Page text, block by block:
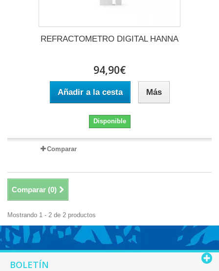
REFRACTOMETRO DIGITAL HANNA
94,90€
Añadir a la cesta Más
Disponible
Comparar
Comparar (0)
Mostrando 1 - 2 de 2 productos
BOLETÍN